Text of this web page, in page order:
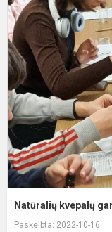
Natūralių kvepalų
Paskelbta: 2022-10-16